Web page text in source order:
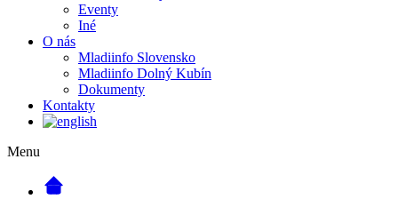
Eventy
Iné
O nás
Mladiinfo Slovensko
Mladiinfo Dolný Kubín
Dokumenty
Kontakty
Menu